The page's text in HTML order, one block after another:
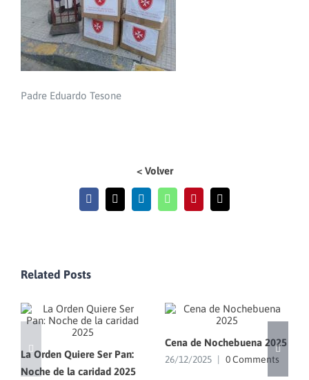
Padre Eduardo Tesone
< Volver
Facebook
X LinkedInWhatsAppPinterestEmail
Related Posts
La Orden Quiere Ser Pan:
Noche de la caridad 2025
Cena de Nochebuena 2025
26/12/2025 0 Comments